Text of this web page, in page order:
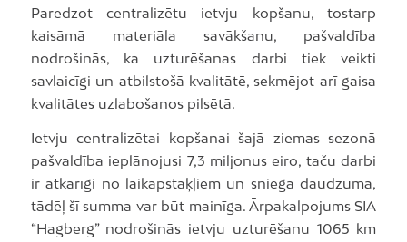
Paredzot centralizētu ietvju kopšanu, tostarp
kaisāmā materiāla savākšanu, pašvaldība
nodrošinās, ka uzturēšanas darbi tiek veikti
savlaicīgi un atbilstošā kvalitātē, sekmējot arī gaisa
kvalitātes uzlabošanos pilsētā.
Ietvju centralizētai kopšanai šajā ziemas sezonā
pašvaldība ieplānojusi 7,3 miljonus eiro, taču darbi
ir atkarīgi no laikapstāķļiem un sniega daudzuma,
tādēļ šī summa var būt mainīga. Ārpakalpojums SIA
“Hagberg” nodrošinās ietvju uzturēšanu 1065 km